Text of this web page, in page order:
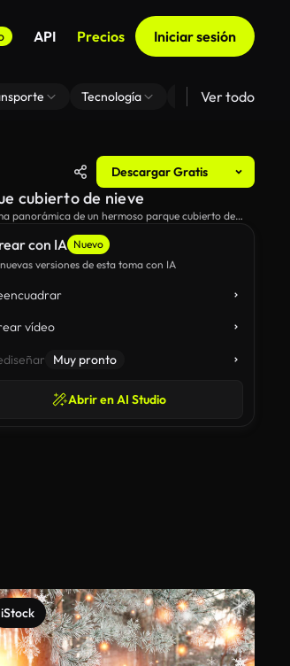
API Precios Iniciar sesión
Tecnología Zoom De Fondo
Ver todo
Descargar Gratis
con IA Nuevo
versiones de esta toma con IA
vídeo
Muy pronto
Abrir en AI Studio
cubierto de nieve
panorámica de un hermoso parque cubierto de
iStock